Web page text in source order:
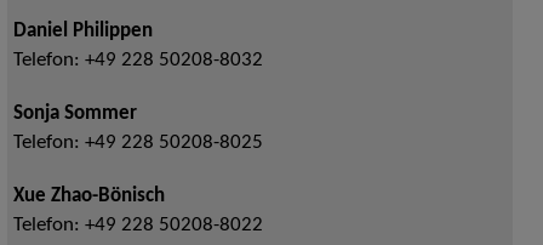
Daniel Philippen
Telefon: +49 228 50208-8032
Sonja Sommer
Telefon: +49 228 50208-8025
Xue Zhao-Bönisch
Telefon: +49 228 50208-8022